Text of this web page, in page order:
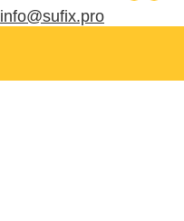
info@sufix.pro